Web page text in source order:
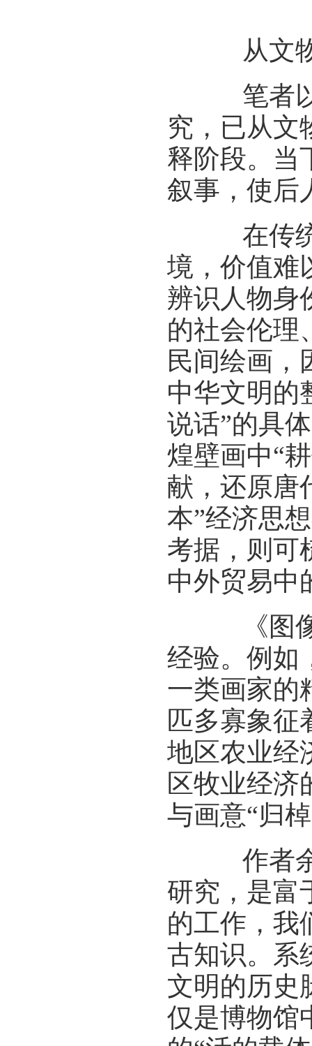
从文物
笔者以
究，已从文
释阶段。当
叙事，使后
在传统
境，价值
辨识人物身
的社会伦理
民间绘画，
中华文明的
说话”的具
煌壁画中“
献，还原唐
本”经济思
考据，则可
中外贸易中
《图像
经验。例如
一类画家
匹多寡象征
地区农业经
区牧业经济
与画意“归
作者余
研究，是富
的工作，我
古知识。系
文明的历
仅是博物馆